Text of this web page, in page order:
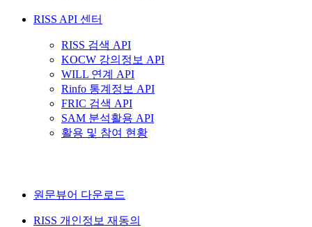
RISS API 센터
RISS 검색 API
KOCW 강의정보 API
WILL 연계 API
Rinfo 통계정보 API
FRIC 검색 API
SAM 분석활용 API
활용 및 참여 현황
원문뷰어 다운로드
RISS 개인정보 재동의